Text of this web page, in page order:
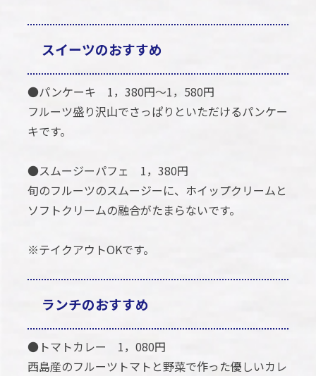
スイーツのおすすめ
●パンケーキ 1，380円～1，580円
フルーツ盛り沢山でさっぱりといただけるパンケー
キです。
●スムージーパフェ 1，380円
旬のフルーツのスムージーに、ホイップクリームと
ソフトクリームの融合がたまらないです。
※テイクアウトOKです。
ランチのおすすめ
●トマトカレー 1，080円
西島産のフルーツトマトと野菜で作った優しいカレ